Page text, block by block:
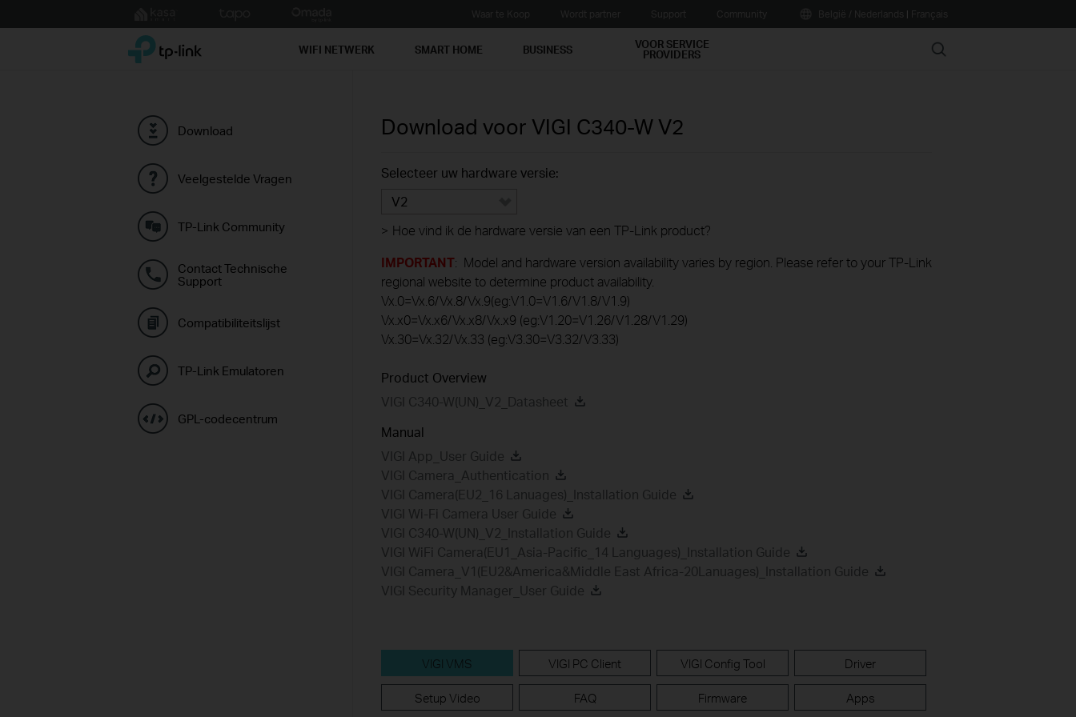
to
|
TP-Link, Reliably Smart WIFI NETWERK SMART HOME BUSINESS VOOR SERVICE
PROVIDERS Search
Download
Veelgestelde Vragen
TP-Link Community
Contact Technische
Support
Compatibiliteitslijst
TP-Link Emulatoren
GPL-codecentrum
Download voor VIGI C340-W V2
Selecteer uw hardware versie:
V2
> Hoe vind ik de hardware versie van een TP-Link product?
IMPORTANT: Model and hardware version availability varies by region. Please refer to your TP-Link
regional website to determine product availability.
Vx.0=Vx.6/Vx.8/Vx.9(eg:V1.0=V1.6/V1.8/V1.9)
Vx.x0=Vx.x6/Vx.x8/Vx.x9 (eg:V1.20=V1.26/V1.28/V1.29)
Vx.30=Vx.32/Vx.33 (eg:V3.30=V3.32/V3.33)
Product Overview
VIGI C340-W(UN)_V2_Datasheet
Manual
VIGI App_User Guide
VIGI Camera_Authentication
VIGI Camera(EU2_16 Lanuages)_Installation Guide
VIGI Wi-Fi Camera User Guide
VIGI C340-W(UN)_V2_Installation Guide
VIGI WiFi Camera(EU1_Asia-Pacific_14 Languages)_Installation Guide
VIGI Camera_V1(EU2&America&Middle East Africa-20Lanuages)_Installation Guide
VIGI Security Manager_User Guide
VIGI VMS VIGI PC Client VIGI Config Tool Driver
Setup Video FAQ Firmware Apps